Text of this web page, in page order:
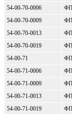
54-00-70-0006
54-00-70-0009
54-00-70-0013
54-00-70-0019
54-00-71
54-00-71-0006
54-00-71-0009
54-00-71-0013
54-00-71-0019